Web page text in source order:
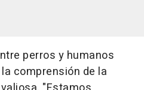
perros y humanos
comprensión de la